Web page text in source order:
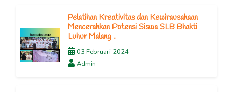
Pelatihan Kreativitas dan Kewirausahaan
Mencerahkan Potensi Siswa SLB Bhakti
Luhur Malang .
03 Februari 2024
Admin